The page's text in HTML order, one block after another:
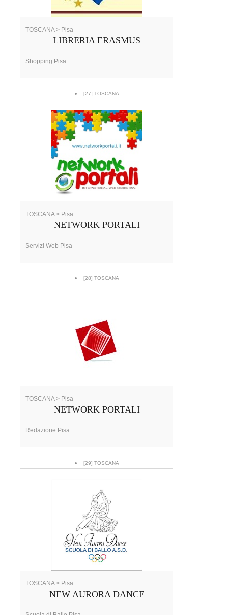
TOSCANA > Pisa
LIBRERIA ERASMUS
Shopping Pisa
[27] TOSCANA
TOSCANA > Pisa
NETWORK PORTALI
Servizi Web Pisa
[28] TOSCANA
TOSCANA > Pisa
NETWORK PORTALI
Redazione Pisa
[29] TOSCANA
TOSCANA > Pisa
NEW AURORA DANCE